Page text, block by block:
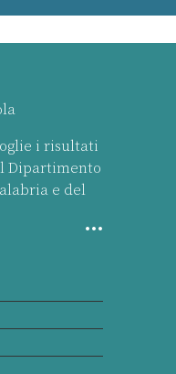
i risultati
Dipartimento
e del